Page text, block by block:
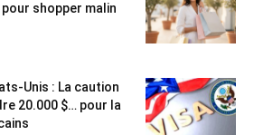
shopper malin
Unis : La caution
20.000 $… pour la